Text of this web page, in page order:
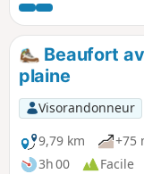
Beaufort
plaine
Visorandonneur
9,79 km
+75
3h 00
Facile